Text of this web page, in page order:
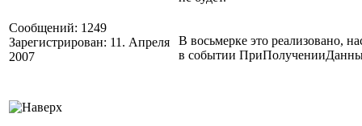
Сообщений: 1249
Зарегистрирован: 11. Апреля
2007
В восьмерке это реализовано,
в событии